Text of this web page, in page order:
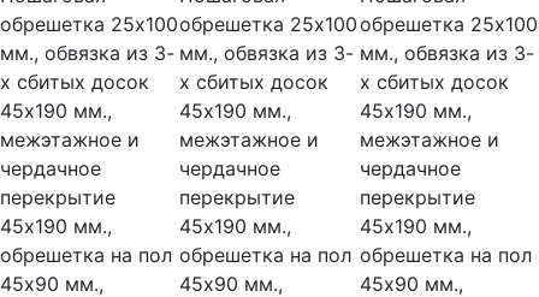
обрешетка 25х100
мм., обвязка из 3-
х сбитых досок
45х190 мм.,
межэтажное и
чердачное
перекрытие
45х190 мм.,
обрешетка на пол
45х90 мм.,
обрешетка 25х100
мм., обвязка из 3-
х сбитых досок
45х190 мм.,
межэтажное и
чердачное
перекрытие
45х190 мм.,
обрешетка на пол
45х90 мм.,
обрешетка 25х100
мм., обвязка из 3-
х сбитых досок
45х190 мм.,
межэтажное и
чердачное
перекрытие
45х190 мм.,
обрешетка на пол
45х90 мм.,